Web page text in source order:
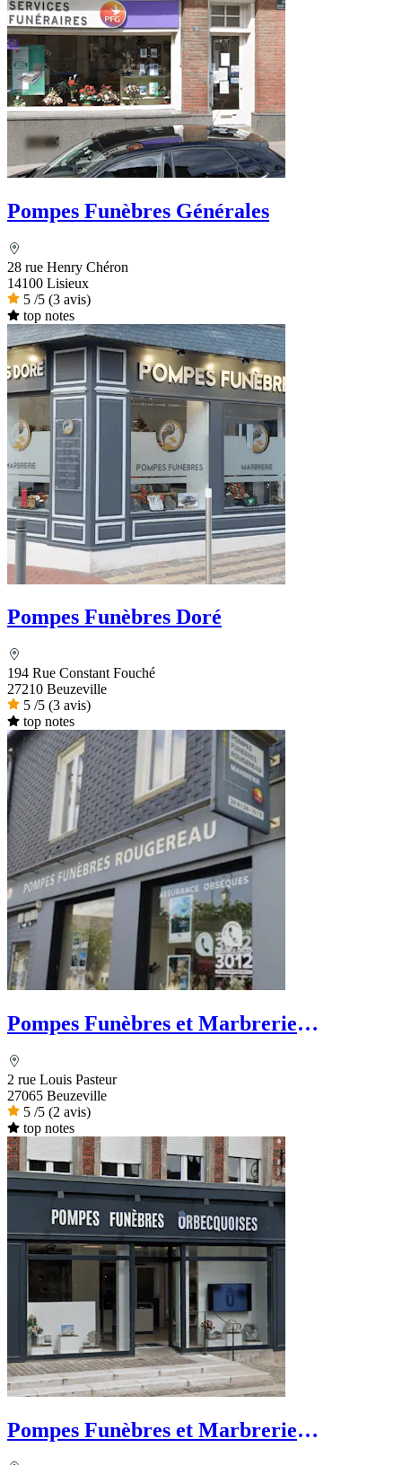
Pompes Funèbres Générales
28 rue Henry Chéron
14100 Lisieux
5 /5 (3 avis)
top notes
Pompes Funèbres Doré
194 Rue Constant Fouché
27210 Beuzeville
5 /5 (3 avis)
top notes
Pompes Funèbres et Marbrerie
2 rue Louis Pasteur
27065 Beuzeville
5 /5 (2 avis)
top notes
Pompes Funèbres et Marbrerie